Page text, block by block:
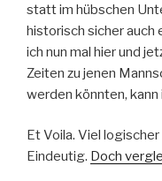
statt im hübschen
historisch sicher auch
ich nun mal hier und
Zeiten zu jenen
werden könnten,
Et Voila. Viel
Eindeutig. Doch